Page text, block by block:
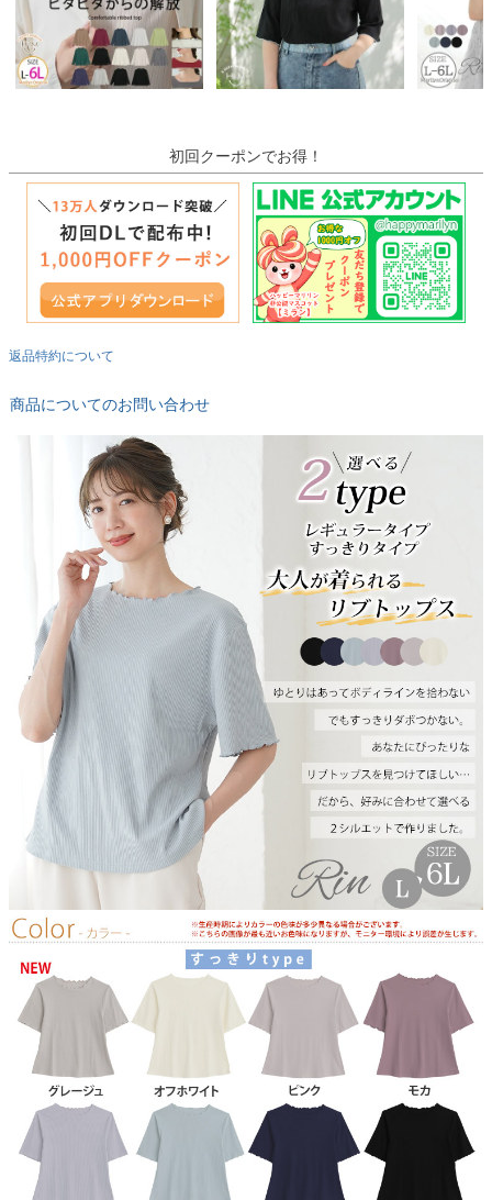
初回クーポンでお得！
返品特約について
商品についてのお問い合わせ